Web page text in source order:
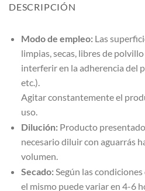
DESCRIPCIÓN
Modo de empleo:Las
limpias, secas, libres de
interferir en la adherencia del
etc.).
Agitar constantemente el
uso.
Dilución:Producto
necesario diluir con aguarrás
volumen.
Secado:Según las
el mismo puede variar en 4-6